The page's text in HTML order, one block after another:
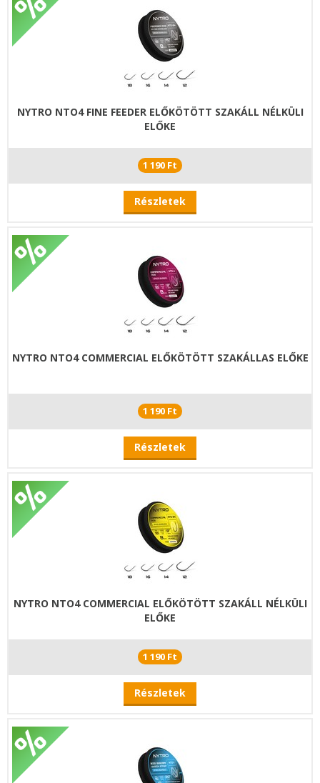
NYTRO NTO4 FINE FEEDER ELŐKÖTÖTT SZAKÁLL NÉLKÜLI
ELŐKE
1 190 Ft
Részletek
NYTRO NTO4 COMMERCIAL ELŐKÖTÖTT SZAKÁLLAS ELŐKE
1 190 Ft
Részletek
NYTRO NTO4 COMMERCIAL ELŐKÖTÖTT SZAKÁLL NÉLKÜLI
ELŐKE
1 190 Ft
Részletek